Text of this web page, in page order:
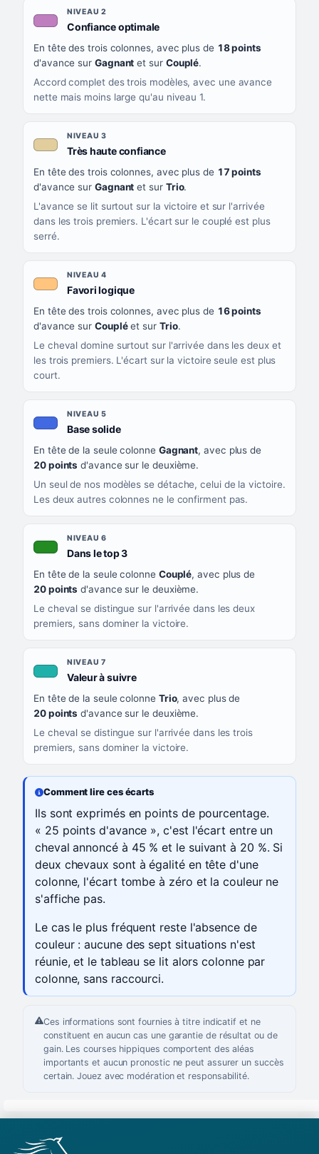
NIVEAU 2
Confiance optimale, couleur mauve
En tête des trois colonnes, avec plus de 18 points
d'avance sur Gagnant et sur Couplé.
Accord complet des trois modèles, avec une avance
nette mais moins large qu'au niveau 1.
NIVEAU 3
Très haute confiance, couleur beige
En tête des trois colonnes, avec plus de 17 points
d'avance sur Gagnant et sur Trio.
L'avance se lit surtout sur la victoire et sur l'arrivée
dans les trois premiers. L'écart sur le couplé est plus
serré.
NIVEAU 4
Favori logique, couleur orange clair
En tête des trois colonnes, avec plus de 16 points
d'avance sur Coupléet sur Trio.
Le cheval domine surtout sur l'arrivée dans les deux et
les trois premiers. L'écart sur la victoire seule est plus
court.
NIVEAU 5
Base solide, couleur bleu roi
En tête de la seule colonne Gagnant, avec plus de
20 points d'avance sur le deuxième.
Un seul de nos modèles se détache, celui de la victoire.
Les deux autres colonnes ne le confirment pas.
NIVEAU 6
Dans le top 3, couleur verte
En tête de la seule colonne Couplé, avec plus de
20 points d'avance sur le deuxième.
Le cheval se distingue sur l'arrivée dans les deux
premiers, sans dominer la victoire.
NIVEAU 7
Valeur à suivre, couleur turquoise
En tête de la seule colonne Trio, avec plus de
20 points d'avance sur le deuxième.
Le cheval se distingue sur l'arrivée dans les trois
premiers, sans dominer la victoire.
Comment lire ces écarts
Ils sont exprimés en points de pourcentage.
« 25 points d'avance », c'est l'écart entre un
cheval annoncé à 45 % et le suivant à 20 %. Si
deux chevaux sont à égalité en tête d'une
colonne, l'écart tombe à zéro et la couleur ne
s'affiche pas.
Le cas le plus fréquent reste l'absence de
couleur : aucune des sept situations n'est
réunie, et le tableau se lit alors colonne par
colonne, sans raccourci.
Ces informations sont fournies à titre indicatif et ne
constituent en aucun cas une garantie de résultat ou de
gain. Les courses hippiques comportent des aléas
importants et aucun pronostic ne peut assurer un succès
certain. Jouez avec modération et responsabilité.